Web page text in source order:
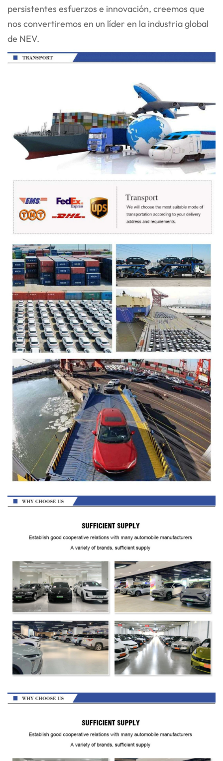
persistentes esfuerzos e innovación, creemos que
nos convertiremos en un líder en la industria global
de NEV.